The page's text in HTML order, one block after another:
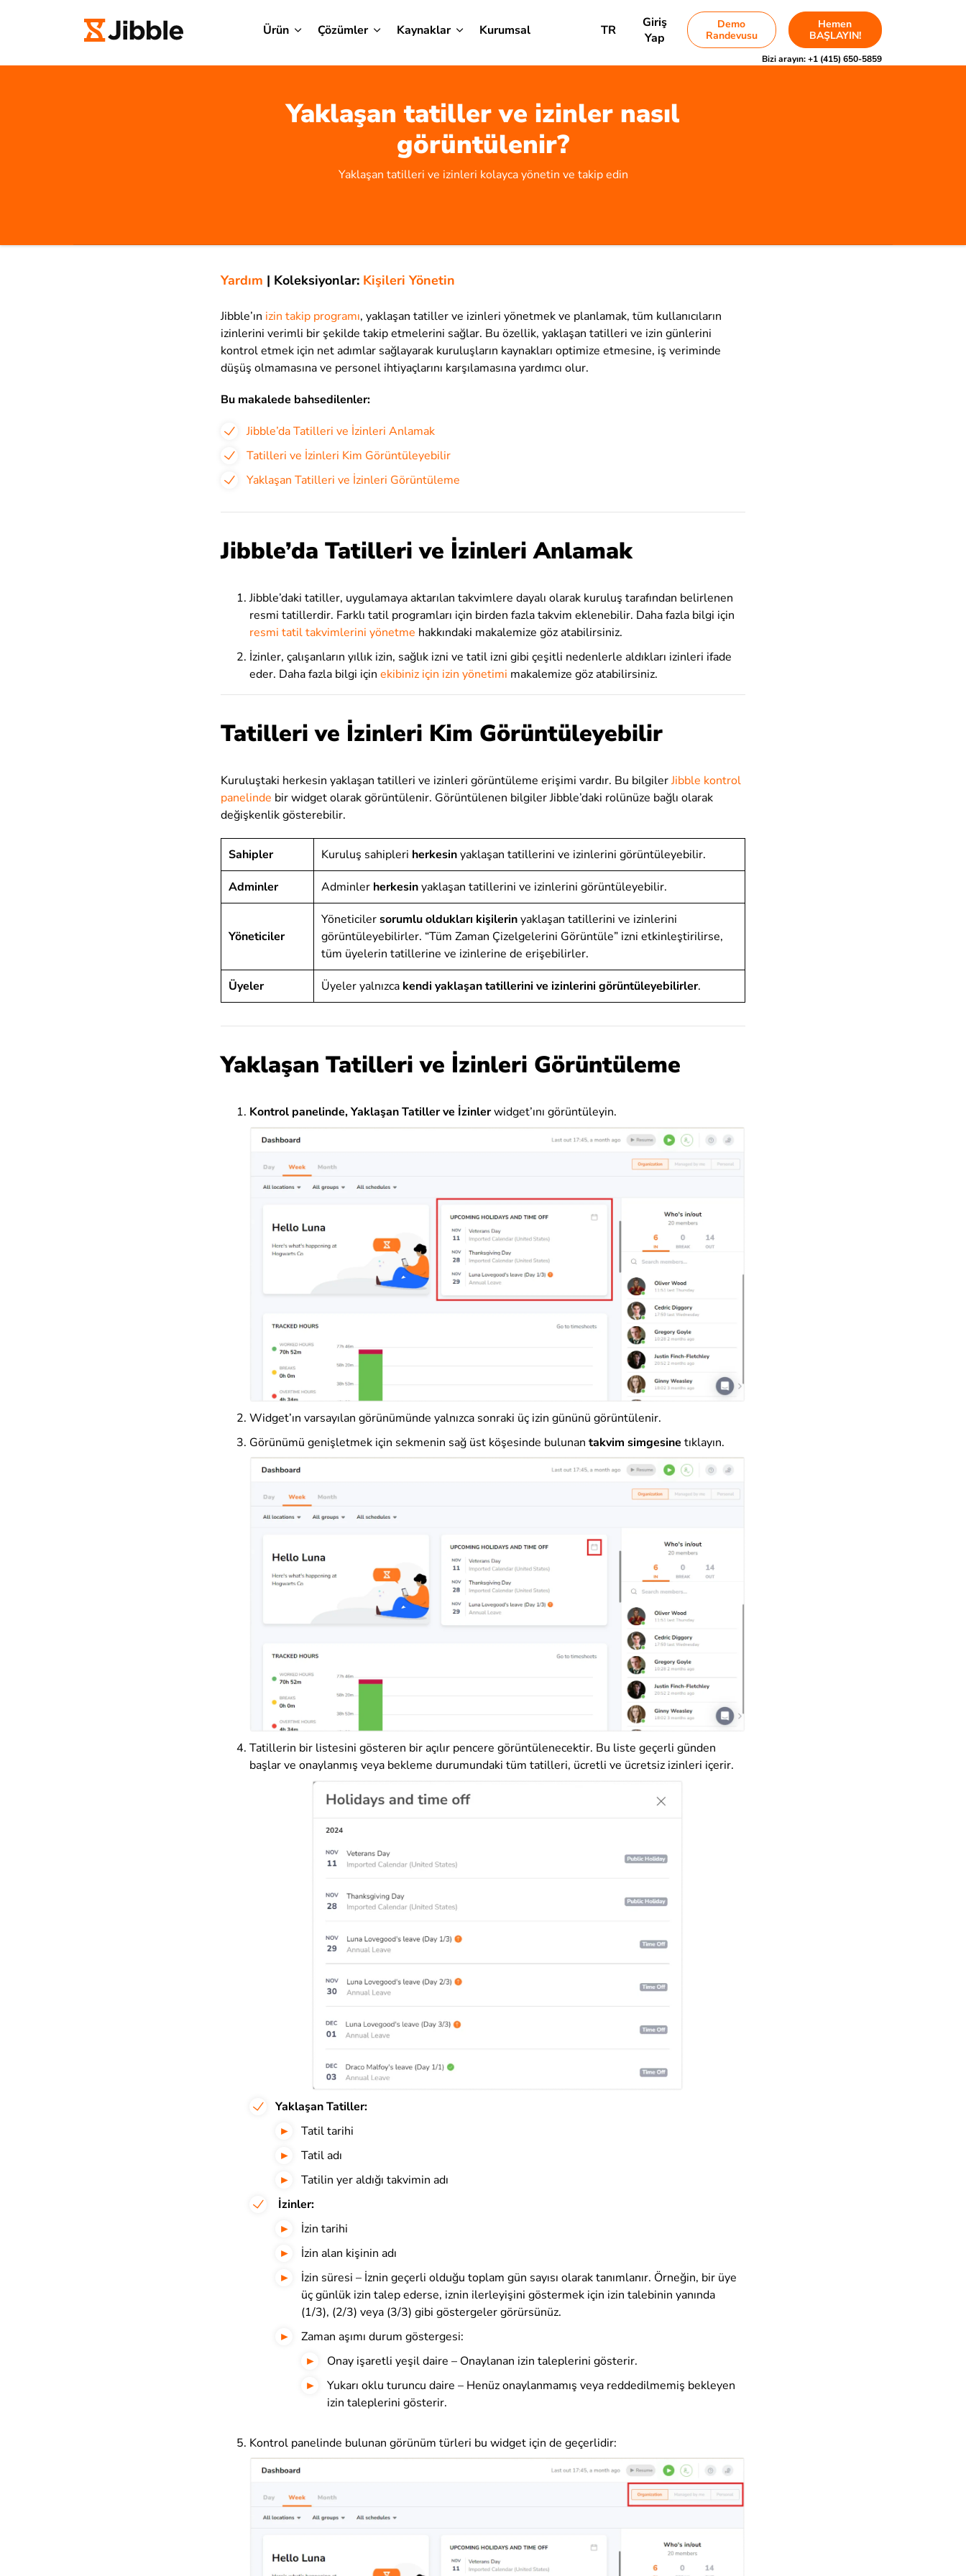
Ürün Çözümler Kaynaklar Kurumsal TR
Giriş
Yap
Demo
Randevusu
Hemen
BAŞLAYIN!
Bizi arayın:+1 (415) 650-5859
Yaklaşan tatiller ve izinler nasıl
görüntülenir?
Yaklaşan tatilleri ve izinleri kolayca yönetin ve takip edin
Yardım | Koleksiyonlar: Kişileri Yönetin
Jibble’ın izin takip programı, yaklaşan tatiller ve izinleri yönetmek ve planlamak, tüm kullanıcıların
izinlerini verimli bir şekilde takip etmelerini sağlar. Bu özellik, yaklaşan tatilleri ve izin günlerini
kontrol etmek için net adımlar sağlayarak kuruluşların kaynakları optimize etmesine, iş veriminde
düşüş olmamasına ve personel ihtiyaçlarını karşılamasına yardımcı olur.
Bu makalede bahsedilenler:
Jibble’da Tatilleri ve İzinleri Anlamak
Tatilleri ve İzinleri Kim Görüntüleyebilir
Yaklaşan Tatilleri ve İzinleri Görüntüleme
Jibble’da Tatilleri ve İzinleri Anlamak
Jibble’daki tatiller, uygulamaya aktarılan takvimlere dayalı olarak kuruluş tarafından belirlenen
resmi tatillerdir. Farklı tatil programları için birden fazla takvim eklenebilir. Daha fazla bilgi için
resmi tatil takvimlerini yönetme hakkındaki makalemize göz atabilirsiniz.
İzinler, çalışanların yıllık izin, sağlık izni ve tatil izni gibi çeşitli nedenlerle aldıkları izinleri ifade
eder. Daha fazla bilgi için ekibiniz için izin yönetimi makalemize göz atabilirsiniz.
Tatilleri ve İzinleri Kim Görüntüleyebilir
Kuruluştaki herkesin yaklaşan tatilleri ve izinleri görüntüleme erişimi vardır. Bu bilgilerJibble kontrol
panelinde bir widget olarak görüntülenir. Görüntülenen bilgiler Jibble’daki rolünüze bağlı olarak
değişkenlik gösterebilir.
Sahipler Kuruluş sahipleri herkesinyaklaşan tatillerini ve izinlerini görüntüleyebilir.
Adminler Adminler herkesinyaklaşan tatillerini ve izinlerini görüntüleyebilir.
Yöneticiler
Yöneticilersorumlu oldukları kişilerinyaklaşan tatillerini ve izinlerini
görüntüleyebilirler. “Tüm Zaman Çizelgelerini Görüntüle” izni etkinleştirilirse,
tüm üyelerin tatillerine ve izinlerine de erişebilirler.
Üyeler Üyeler yalnızca kendi yaklaşan tatillerini ve izinlerini görüntüleyebilirler.
Yaklaşan Tatilleri ve İzinleri Görüntüleme
Kontrol panelinde,Yaklaşan Tatiller ve İzinlerwidget’ını görüntüleyin.
Widget’ın varsayılan görünümünde yalnızca sonraki üç izin gününü görüntülenir.
Görünümü genişletmek için sekmenin sağ üst köşesinde bulunan takvim simgesine tıklayın.
Tatillerin bir listesini gösteren bir açılır pencere görüntülenecektir. Bu liste geçerli günden
başlar ve onaylanmış veya bekleme durumundaki tüm tatilleri, ücretli ve ücretsiz izinleri içerir.
Yaklaşan Tatiller:
Tatil tarihi
Tatil adı
Tatilin yer aldığı takvimin adı
İzinler:
İzin tarihi
İzin alan kişinin adı
İzin süresi – İznin geçerli olduğu toplam gün sayısı olarak tanımlanır. Örneğin, bir üye
üç günlük izin talep ederse, iznin ilerleyişini göstermek için izin talebinin yanında
(1/3), (2/3) veya (3/3) gibi göstergeler görürsünüz.
Zaman aşımı durum göstergesi:
Onay işaretli yeşil daire – Onaylanan izin taleplerini gösterir.
Yukarı oklu turuncu daire – Henüz onaylanmamış veya reddedilmemiş bekleyen
izin taleplerini gösterir.
Kontrol panelinde bulunan görünüm türleri bu widget için de geçerlidir: